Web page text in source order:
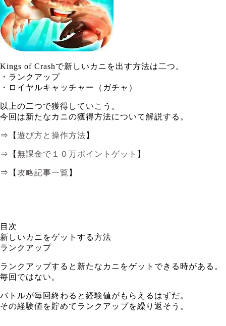
Kings of Crashで新しいカニを出す方法は二つ。
・ランクアップ
・ロイヤルキャッチャー（ガチャ）
以上の二つで獲得していこう。
今回は新たなカニの獲得方法について解説する。
⇒【 遊び方と操作方法 】
⇒【 無課金で１０万ポイントゲット 】
⇒【 攻略記事一覧 】
目次
新しいカニをゲットする方法
ランクアップ
ランクアップすると新たなカニをゲットできる時がある。
毎回ではない。
バトルが毎回終わると経験値がもらえるはずだ。
その経験値を貯めてランクアップを繰り返そう。